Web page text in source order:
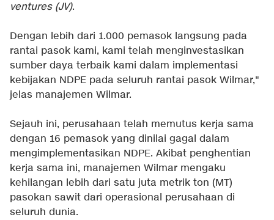
ventures (JV).
Dengan lebih dari 1.000 pemasok langsung pada
rantai pasok kami, kami telah menginvestasikan
sumber daya terbaik kami dalam implementasi
kebijakan NDPE pada seluruh rantai pasok Wilmar,"
jelas manajemen Wilmar.
Sejauh ini, perusahaan telah memutus kerja sama
dengan 16 pemasok yang dinilai gagal dalam
mengimplementasikan NDPE. Akibat penghentian
kerja sama ini, manajemen Wilmar mengaku
kehilangan lebih dari satu juta metrik ton (MT)
pasokan sawit dari operasional perusahaan di
seluruh dunia.